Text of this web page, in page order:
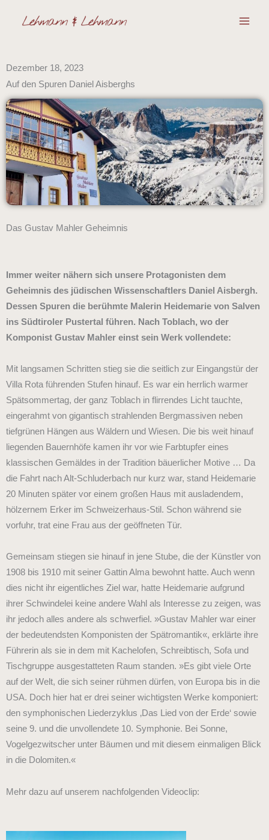
Dezember 18, 2023
Auf den Spuren Daniel Aisberghs
Das Gustav Mahler Geheimnis
Immer weiter nähern sich unsere Protagonisten dem
Geheimnis des jüdischen Wissenschaftlers Daniel Aisbergh.
Dessen Spuren die berühmte Malerin Heidemarie von Salven
ins Südtiroler Pustertal führen. Nach Toblach, wo der
Komponist Gustav Mahler einst sein Werk vollendete:
Mit langsamen Schritten stieg sie die seitlich zur Eingangstür der
Villa Rota führenden Stufen hinauf. Es war ein herrlich warmer
Spätsommertag, der ganz Toblach in flirrendes Licht tauchte,
eingerahmt von gigantisch strahlenden Bergmassiven neben
tiefgrünen Hängen aus Wäldern und Wiesen. Die bis weit hinauf
liegenden Bauernhöfe kamen ihr vor wie Farbtupfer eines
klassischen Gemäldes in der Tradition bäuerlicher Motive … Da
die Fahrt nach Alt-Schluderbach nur kurz war, stand Heidemarie
20 Minuten später vor einem großen Haus mit ausladendem,
hölzernem Erker im Schweizerhaus-Stil. Schon während sie
vorfuhr, trat eine Frau aus der geöffneten Tür.
Gemeinsam stiegen sie hinauf in jene Stube, die der Künstler von
1908 bis 1910 mit seiner Gattin Alma bewohnt hatte. Auch wenn
dies nicht ihr eigentliches Ziel war, hatte Heidemarie aufgrund
ihrer Schwindelei keine andere Wahl als Interesse zu zeigen, was
ihr jedoch alles andere als schwerfiel. »Gustav Mahler war einer
der bedeutendsten Komponisten der Spätromantik«, erklärte ihre
Führerin als sie in dem mit Kachelofen, Schreibtisch, Sofa und
Tischgruppe ausgestatteten Raum standen. »Es gibt viele Orte
auf der Welt, die sich seiner rühmen dürfen, von Europa bis in die
USA. Doch hier hat er drei seiner wichtigsten Werke komponiert:
den symphonischen Liederzyklus ‚Das Lied von der Erde‘ sowie
seine 9. und die unvollendete 10. Symphonie. Bei Sonne,
Vogelgezwitscher unter Bäumen und mit diesem einmaligen Blick
in die Dolomiten.«
Mehr dazu auf unserem nachfolgenden Videoclip: